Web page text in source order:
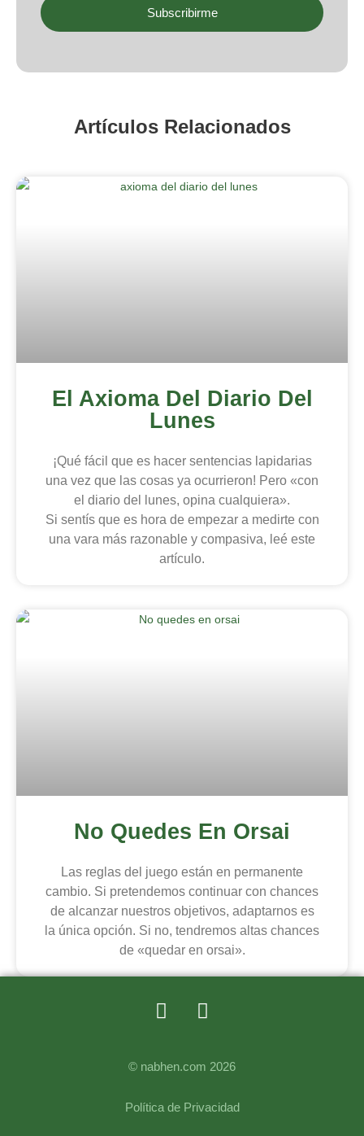
Subscribirme
Artículos Relacionados
El Axioma Del Diario Del
Lunes
¡Qué fácil que es hacer sentencias lapidarias
una vez que las cosas ya ocurrieron! Pero «con
el diario del lunes, opina cualquiera».
Si sentís que es hora de empezar a medirte con
una vara más razonable y compasiva, leé este
artículo.
No Quedes En Orsai
Las reglas del juego están en permanente
cambio. Si pretendemos continuar con chances
de alcanzar nuestros objetivos, adaptarnos es
la única opción. Si no, tendremos altas chances
de «quedar en orsai».
© nabhen.com 2026
Política de Privacidad